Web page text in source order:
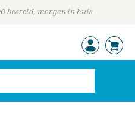
besteld, morgen in huis